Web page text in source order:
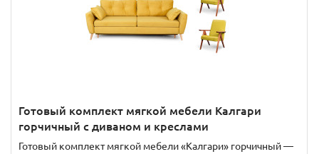
Готовый комплект мягкой мебели Калгари
горчичный с диваном и креслами
Готовый комплект мягкой мебели «Калгари» горчичный —